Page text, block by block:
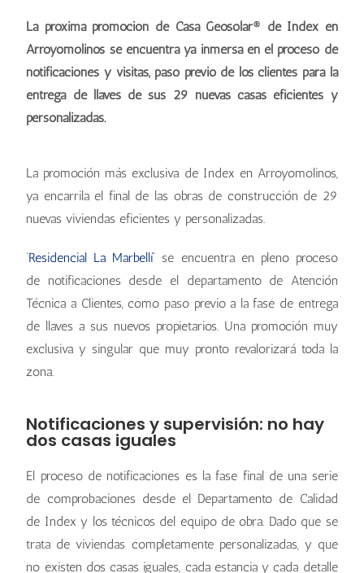
La próxima promoción de Casa Geosolar® de Index en
Arroyomolinos se encuentra ya inmersa en el proceso de
notificaciones y visitas, paso previo de los clientes para la
entrega de llaves de sus 29 nuevas casas eficientes y
personalizadas.
La promoción más exclusiva de Index en Arroyomolinos,
ya encarrila el final de las obras de construcción de 29
nuevas viviendas eficientes y personalizadas.
‘Residencial La Marbellí’ se encuentra en pleno proceso
de notificaciones desde el departamento de Atención
Técnica a Clientes, como paso previo a la fase de entrega
de llaves a sus nuevos propietarios. Una promoción muy
exclusiva y singular que muy pronto revalorizará toda la
zona.
Notificaciones y supervisión: no hay
dos casas iguales
El proceso de notificaciones es la fase final de una serie
de comprobaciones desde el Departamento de Calidad
de Index y los técnicos del equipo de obra. Dado que se
trata de viviendas completamente personalizadas, y que
no existen dos casas iguales, cada estancia y cada detalle